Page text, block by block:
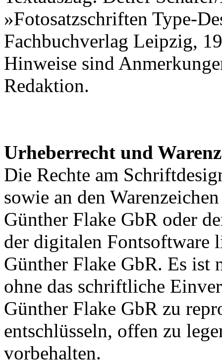
»Fotosatzschriften Type-
Fachbuchverlag Leipzig,
Hinweise sind
Redaktion.
Urheberrecht und
Die Rechte am
sowie an den
Günther Flake GbR oder
der digitalen Fontsoftware
Günther Flake GbR. Es ist
ohne das schriftliche
Günther Flake GbR zu
entschlüsseln, offen zu
vorbehalten.